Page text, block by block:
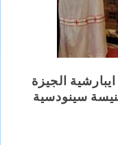
الجيزة
سينودسية